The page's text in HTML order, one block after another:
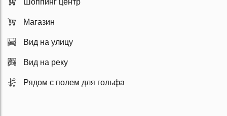
Магазин
Вид на улицу
Вид на реку
Рядом с полем для гольфа